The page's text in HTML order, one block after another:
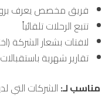
فريق مخصص يعرف
تتبع الرحلات تلقائياً
لافتات بشعار الشركة
تقارير شهرية
مناسب لـ: الشركات